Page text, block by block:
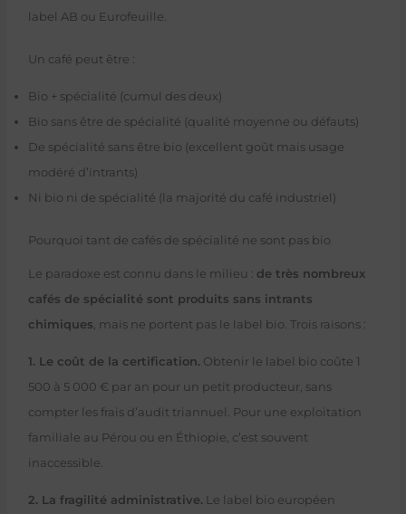
label AB ou Eurofeuille.
Un café peut être :
Bio + spécialité (cumul des deux)
Bio sans être de spécialité (qualité moyenne ou défauts)
De spécialité sans être bio (excellent goût mais usage
modéré d’intrants)
Ni bio ni de spécialité (la majorité du café industriel)
Pourquoi tant de cafés de spécialité ne sont pas bio
Le paradoxe est connu dans le milieu : de très nombreux
cafés de spécialité sont produits sans intrants
chimiques, mais ne portent pas le label bio. Trois raisons :
1. Le coût de la certification. Obtenir le label bio coûte 1
500 à 5 000 € par an pour un petit producteur, sans
compter les frais d’audit triannuel. Pour une exploitation
familiale au Pérou ou en Éthiopie, c’est souvent
inaccessible.
2. La fragilité administrative. Le label bio européen